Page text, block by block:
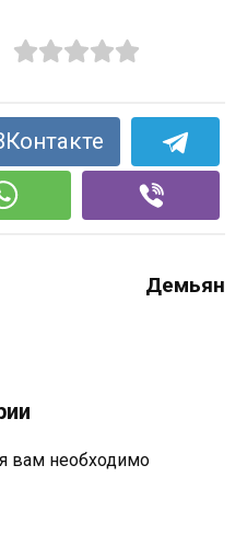
Демьян
вам необходимо